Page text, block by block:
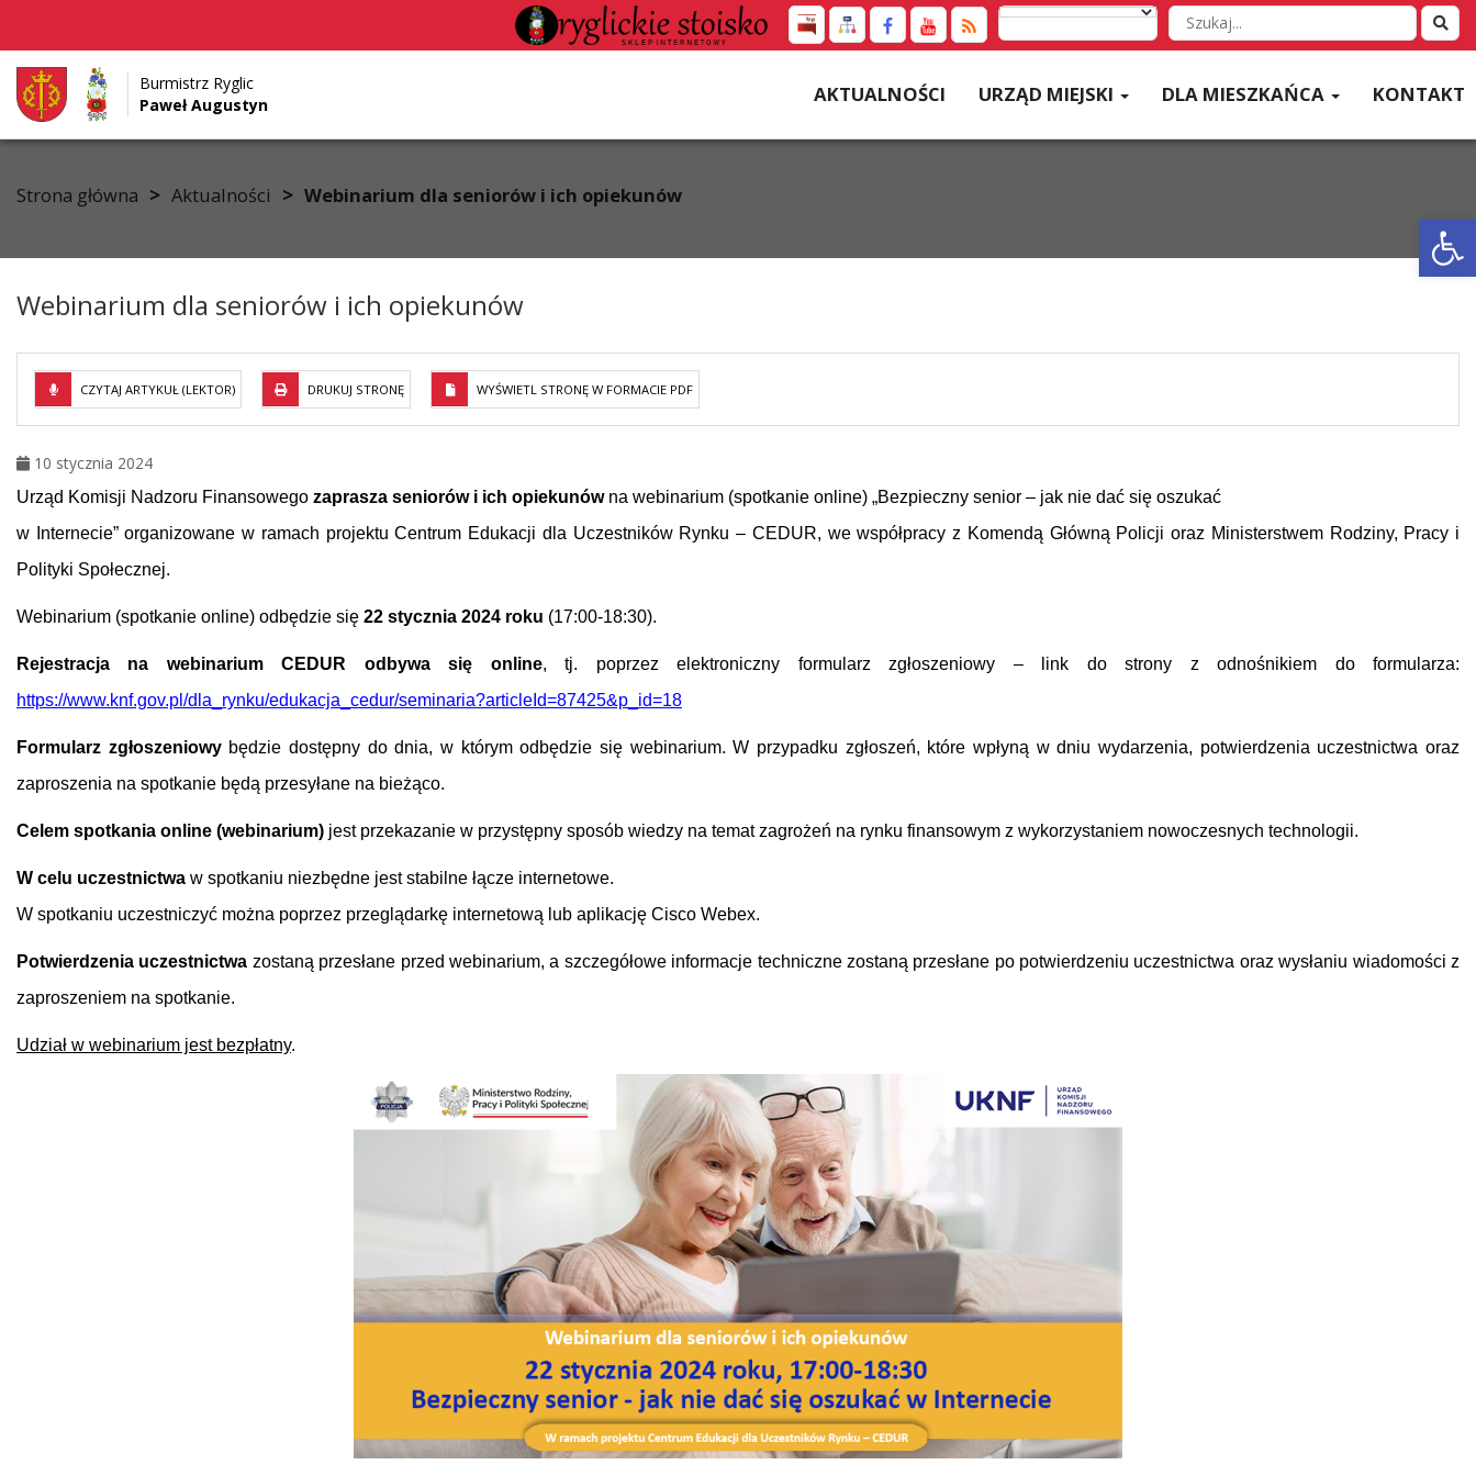
Przejdź do menu
Przejdź do głównej treści strony
Przejdź do stopki strony
Wyszukaj
w
Burmistrz Ryglic
Paweł Augustyn
AKTUALNOŚCI URZĄD MIEJSKI DLA MIESZKAŃCA KONTAKT
Strona główna > Aktualności > Webinarium dla seniorów i ich opiekunów
Webinarium dla seniorów i ich opiekunów
CZYTAJ ARTYKUŁ (LEKTOR) DRUKUJ STRONĘ WYŚWIETL STRONĘ W FORMACIE PDF
10 stycznia 2024
Urząd Komisji Nadzoru Finansowego zaprasza seniorów i ich opiekunówna webinarium (spotkanie online) „Bezpieczny senior – jak nie dać się oszukać
w Internecie” organizowane w ramach projektu Centrum Edukacji dla Uczestników Rynku – CEDUR, we współpracy z Komendą Główną Policji oraz Ministerstwem Rodziny, Pracy i
Polityki Społecznej.
Webinarium (spotkanie online) odbędzie się 22 stycznia 2024 roku (17:00-18:30).
Rejestracja na webinarium CEDUR odbywa się online, tj. poprzez elektroniczny formularz zgłoszeniowy – link do strony z odnośnikiem do formularza:
https://www.knf.gov.pl/dla_rynku/edukacja_cedur/seminaria?articleId=87425&p_id=18
Formularz zgłoszeniowybędzie dostępny do dnia, w którym odbędzie się webinarium. W przypadku zgłoszeń, które wpłyną w dniu wydarzenia, potwierdzenia uczestnictwa oraz
zaproszenia na spotkanie będą przesyłane na bieżąco.
Celem spotkania online (webinarium) jest przekazanie w przystępny sposób wiedzy na temat zagrożeń na rynku finansowym z wykorzystaniem nowoczesnych technologii.
W celu uczestnictwa w spotkaniu niezbędne jest stabilne łącze internetowe.
W spotkaniu uczestniczyć można poprzez przeglądarkę internetową lub aplikację Cisco Webex.
Potwierdzenia uczestnictwa zostaną przesłane przed webinarium, a szczegółowe informacje techniczne zostaną przesłane po potwierdzeniu uczestnictwa oraz wysłaniu wiadomości z
zaproszeniem na spotkanie.
Udział w webinarium jest bezpłatny.